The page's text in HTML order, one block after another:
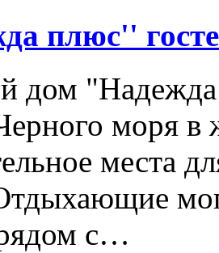
плюс''
дом
моря
места
с…